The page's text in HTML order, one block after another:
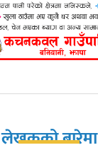
लेखकको बारेमा